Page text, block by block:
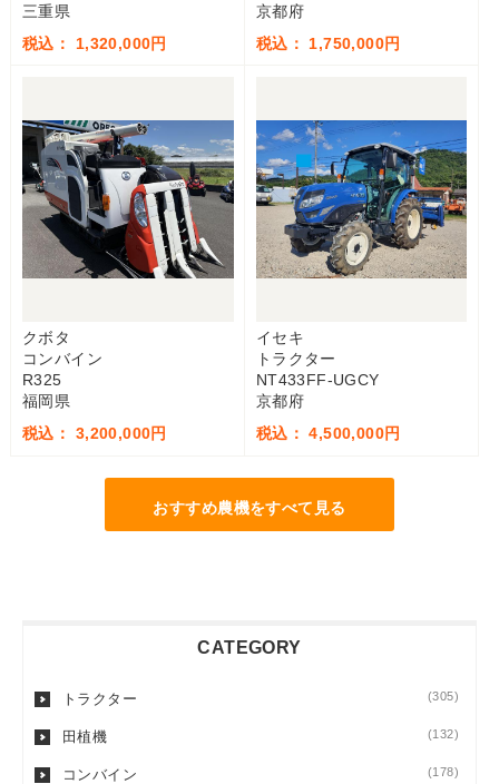
三重県
税込： 1,320,000円
京都府
税込： 1,750,000円
クボタ
コンバイン
R325
福岡県
税込： 3,200,000円
イセキ
トラクター
NT433FF-UGCY
京都府
税込： 4,500,000円
おすすめ農機をすべて見る
CATEGORY
トラクター (305)
田植機 (132)
コンバイン (178)